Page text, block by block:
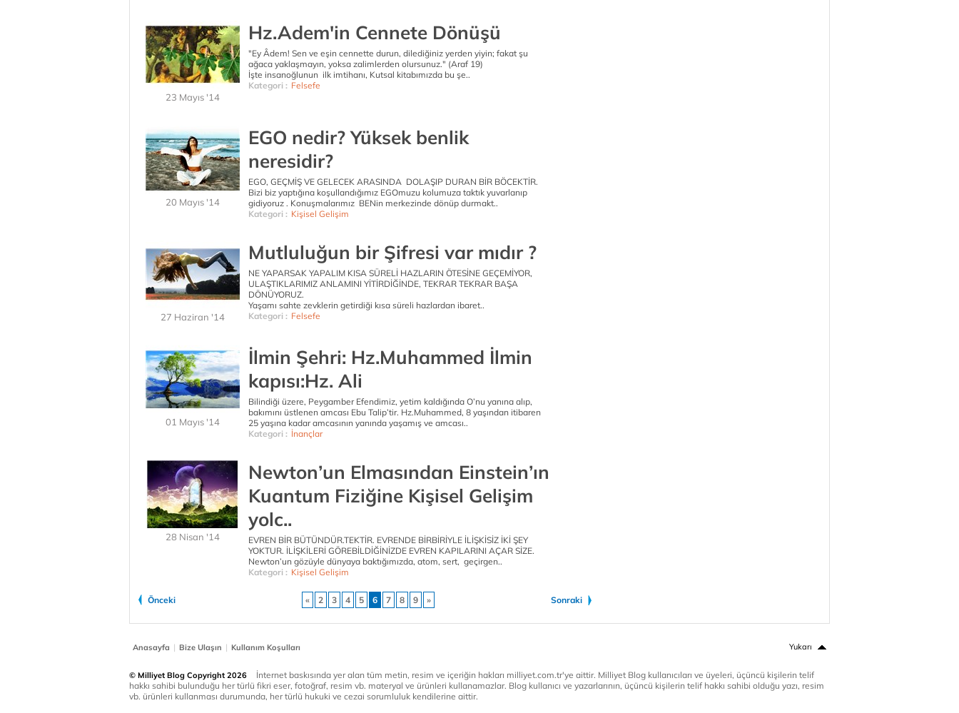
23 Mayıs '14
Hz.Adem'in Cennete Dönüşü
"Ey Âdem! Sen ve eşin cennette durun, dilediğiniz yerden yiyin; fakat şu
ağaca yaklaşmayın, yoksa zalimlerden olursunuz." (Araf 19)
İşte insanoğlunun ilk imtihanı, Kutsal kitabımızda bu şe..
Kategori : Felsefe
20 Mayıs '14
EGO nedir? Yüksek benlik
neresidir?
EGO, GEÇMİŞ VE GELECEK ARASINDA DOLAŞIP DURAN BİR BÖCEKTİR.
Bizi biz yaptığına koşullandığımız EGOmuzu kolumuza taktık yuvarlanıp
gidiyoruz . Konuşmalarımız BENin merkezinde dönüp durmakt..
Kategori : Kişisel Gelişim
27 Haziran '14
Mutluluğun bir Şifresi var mıdır ?
NE YAPARSAK YAPALIM KISA SÜRELİ HAZLARIN ÖTESİNE GEÇEMİYOR,
ULAŞTIKLARIMIZ ANLAMINI YİTİRDİĞİNDE, TEKRAR TEKRAR BAŞA
DÖNÜYORUZ.
Yaşamı sahte zevklerin getirdiği kısa süreli hazlardan ibaret..
Kategori : Felsefe
01 Mayıs '14
İlmin Şehri: Hz.Muhammed İlmin
kapısı:Hz. Ali
Bilindiği üzere, Peygamber Efendimiz, yetim kaldığında O’nu yanına alıp,
bakımını üstlenen amcası Ebu Talip’tir. Hz.Muhammed, 8 yaşından itibaren
25 yaşına kadar amcasının yanında yaşamış ve amcası..
Kategori : İnançlar
28 Nisan '14
Newton’un Elmasından Einstein’ın
Kuantum Fiziğine Kişisel Gelişim
yolc..
EVREN BİR BÜTÜNDÜR.TEKTİR. EVRENDE BİRBİRİYLE İLİŞKİSİZ İKİ ŞEY
YOKTUR. İLİŞKİLERİ GÖREBİLDİĞİNİZDE EVREN KAPILARINI AÇAR SİZE.
Newton’un gözüyle dünyaya baktığımızda, atom, sert, geçirgen..
Kategori : Kişisel Gelişim
Önceki Sonraki
« 2 3 4 5 6 7 8 9 »
Anasayfa | Bize Ulaşın | Kullanım Koşulları Yukarı
© Milliyet Blog Copyright 2026
İnternet baskısında yer alan tüm metin, resim ve içeriğin hakları milliyet.com.tr'ye aittir. Milliyet Blog kullanıcıları ve üyeleri, üçüncü kişilerin telif
hakkı sahibi bulunduğu her türlü fikri eser, fotoğraf, resim vb. materyal ve ürünleri kullanamazlar. Blog kullanıcı ve yazarlarının, üçüncü kişilerin telif hakkı sahibi olduğu yazı, resim
vb. ürünleri kullanması durumunda, her türlü hukuki ve cezai sorumluluk kendilerine aittir.